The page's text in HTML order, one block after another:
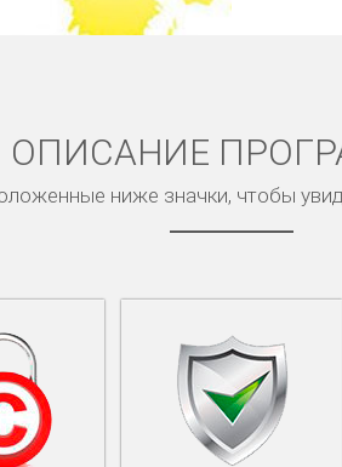
ОПИСАНИЕ
ниже значки, чтобы